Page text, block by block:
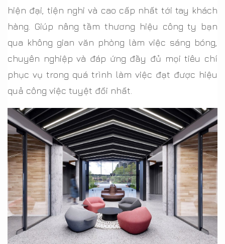
hiện đại, tiện nghi và cao cấp nhất tới tay khách
hàng. Giúp nâng tầm thương hiệu công ty bạn
qua không gian văn phòng làm việc sáng bóng,
chuyên nghiệp và đáp ứng đầy đủ mọi tiêu chí
phục vụ trong quá trình làm việc đạt được hiệu
quả công việc tuyệt đối nhất.